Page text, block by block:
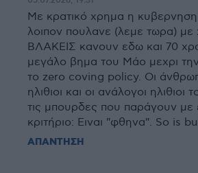
Με κρατικό χρημα η
λοιπον πουλανε (λεμε τωρα) με
ΒΛΑΚΕΙΣ κανουν εδω και 70
μεγάλο βημα του Μάο μεχρι
το zero coving policy. Οι
ηλιθιοι και οι ανάλογοι
τις μπουρδες που παράγουν με
κριτήριο: Ειναι "φθηνα". So is
ΑΠΑΝΤΗΣΗ